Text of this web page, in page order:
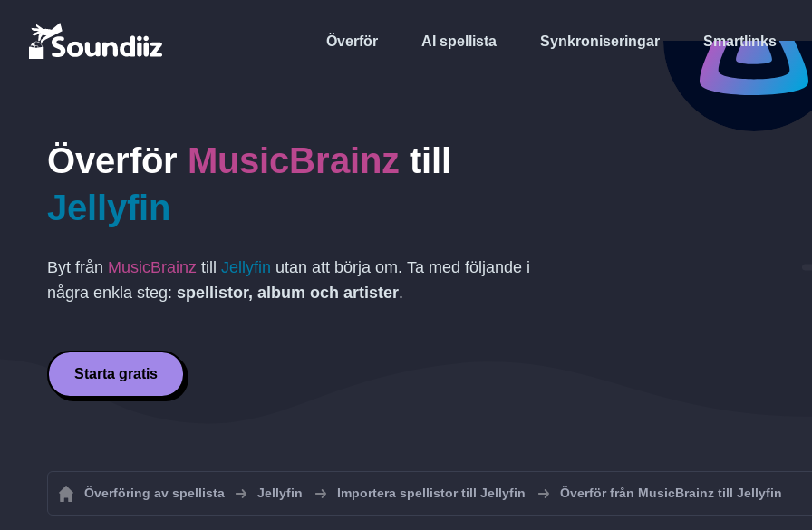
Överför AI spellista Synkroniseringar Smartlinks
Överför MusicBrainz till
Jellyfin
Byt från MusicBrainz till Jellyfin utan att börja om. Ta med följande i
några enkla steg: spellistor, album och artister.
Starta gratis
Överföring av spellista Jellyfin Importera spellistor till Jellyfin Överför från MusicBrainz till Jellyfin